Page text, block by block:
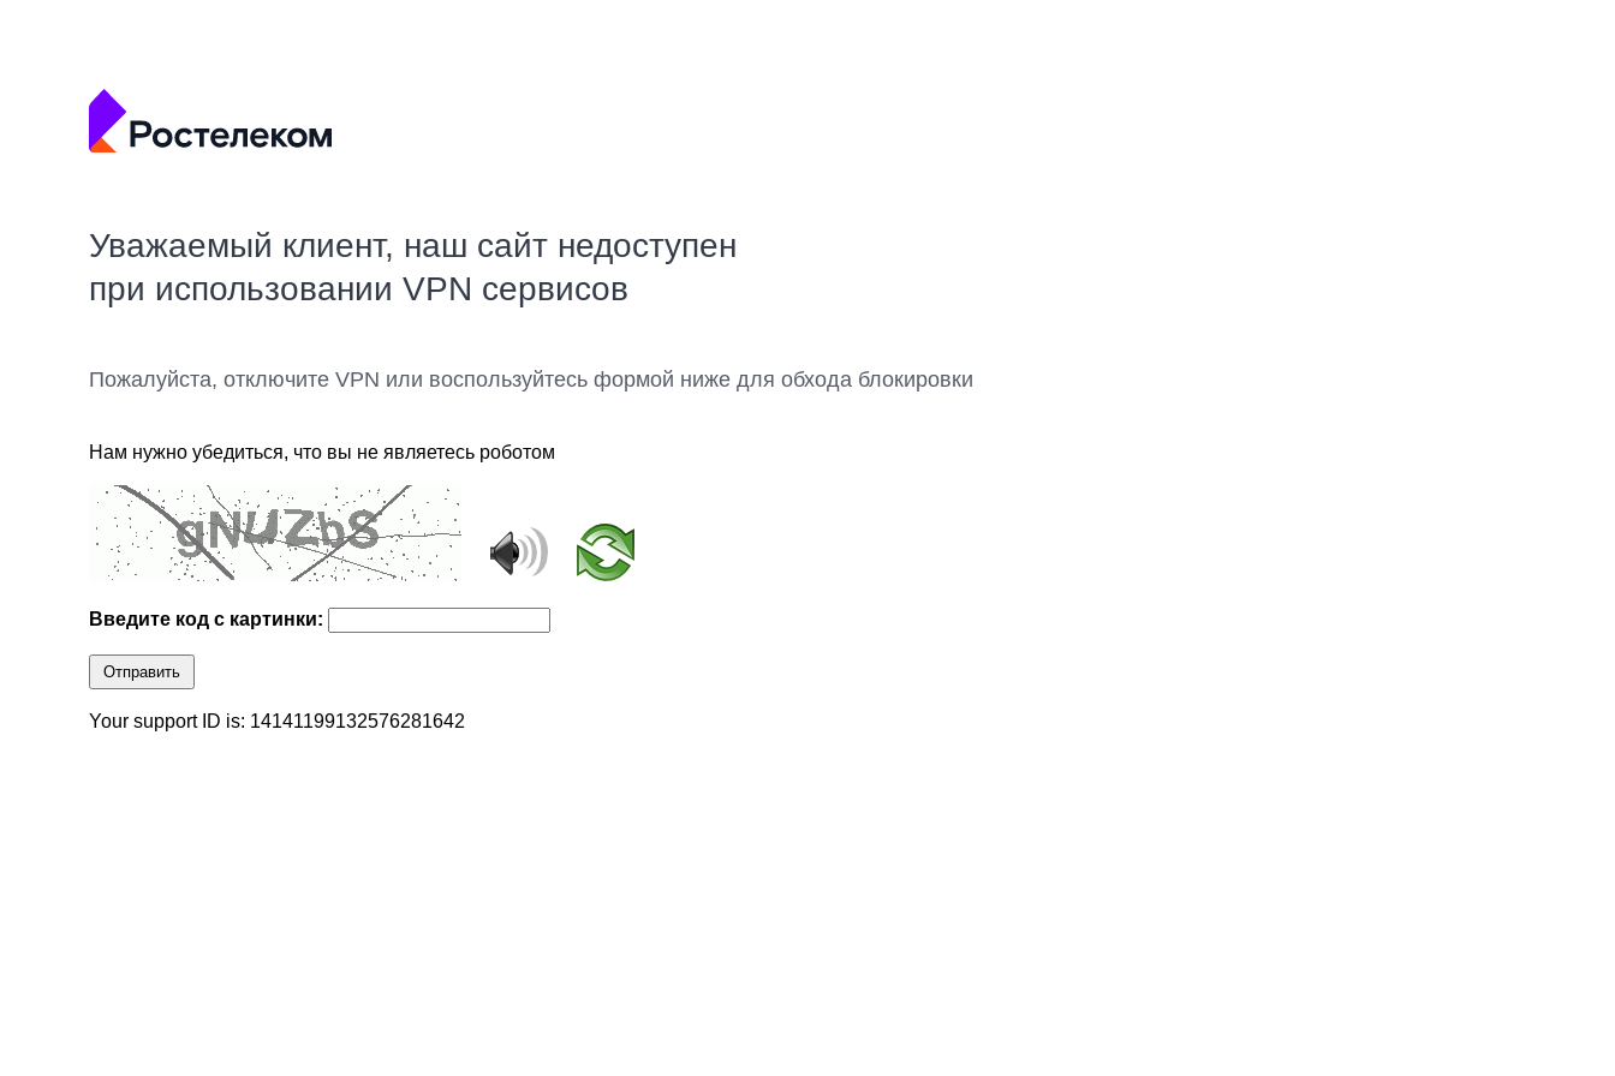
Уважаемый клиент, наш сайт недоступен
при использовании VPN сервисов
Пожалуйста, отключите VPN или воспользуйтесь формой ниже для обхода блокировки
Нам нужно убедиться, что вы не являетесь роботом
Введите код с картинки:
Отправить
Your support ID is: 14141199132576281642